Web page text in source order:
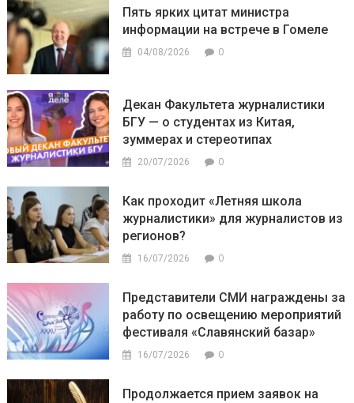
Пять ярких цитат министра
информации на встрече в Гомеле
04/08/2026 0
Декан Факультета журналистики
БГУ — о студентах из Китая,
зуммерах и стереотипах
20/07/2026 0
Как проходит «Летняя школа
журналистики» для журналистов из
регионов?
16/07/2026 0
Представители СМИ награждены за
работу по освещению мероприятий
фестиваля «Славянский базар»
16/07/2026 0
Продолжается прием заявок на